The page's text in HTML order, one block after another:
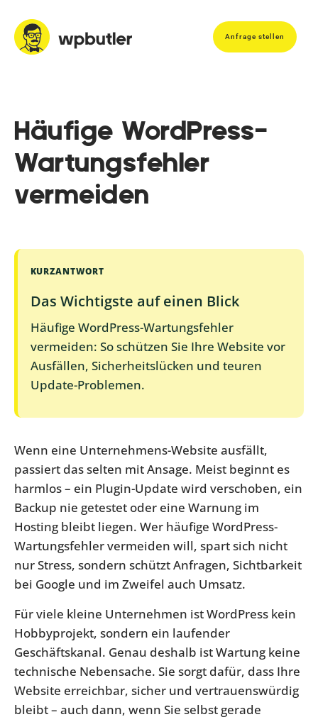
Anfrage stellen
Häufige WordPress-
Wartungsfehler
vermeiden
KURZANTWORT
Das Wichtigste auf einen Blick
Häufige WordPress-Wartungsfehler
vermeiden: So schützen Sie Ihre Website vor
Ausfällen, Sicherheitslücken und teuren
Update-Problemen.
Wenn eine Unternehmens-Website ausfällt,
passiert das selten mit Ansage. Meist beginnt es
harmlos – ein Plugin-Update wird verschoben, ein
Backup nie getestet oder eine Warnung im
Hosting bleibt liegen. Wer häufige WordPress-
Wartungsfehler vermeiden will, spart sich nicht
nur Stress, sondern schützt Anfragen, Sichtbarkeit
bei Google und im Zweifel auch Umsatz.
Für viele kleine Unternehmen ist WordPress kein
Hobbyprojekt, sondern ein laufender
Geschäftskanal. Genau deshalb ist Wartung keine
technische Nebensache. Sie sorgt dafür, dass Ihre
Website erreichbar, sicher und vertrauenswürdig
bleibt – auch dann, wenn Sie selbst gerade